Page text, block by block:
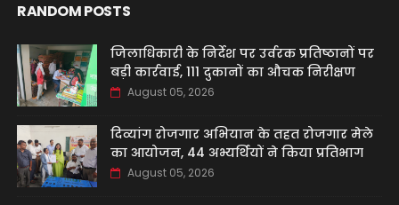
RANDOM POSTS
जिलाधिकारी के निर्देश पर उर्वरक प्रतिष्ठानों पर
बड़ी कार्रवाई, 111 दुकानों का औचक निरीक्षण
August 05, 2026
दिव्यांग रोजगार अभियान के तहत रोजगार मेले
का आयोजन, 44 अभ्यर्थियों ने किया प्रतिभाग
August 05, 2026